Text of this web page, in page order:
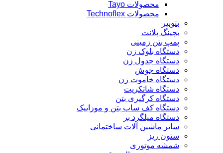
محصولات Tayo
محصولات Technoflex
بتونیر
بچینگ پلانت
پمپ بتن زمینی
دستگاه بلوک زن
دستگاه جدول زن
دستگاه جوش
دستگاه خاموت زن
دستگاه شاتکریت
دستگاه کرگیری بتن
دستگاه کف ساب بتن و موزاییک
دستگاه میلگرد بر
سایر ماشین آلات ساختمانی
ستون ریز
شمشه موتوری